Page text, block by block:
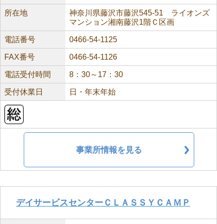
所在地
神奈川県藤沢市藤沢545-51 ライオンズ
マンション湘南藤沢1階Ｃ区画
電話番号 0466-54-1125
FAX番号 0466-54-1126
電話受付時間 8：30～17：30
受付休業日 日・年末年始
事業所情報を見る
デイサービスセンターＣＬＡＳＳＹＣＡＭＰ